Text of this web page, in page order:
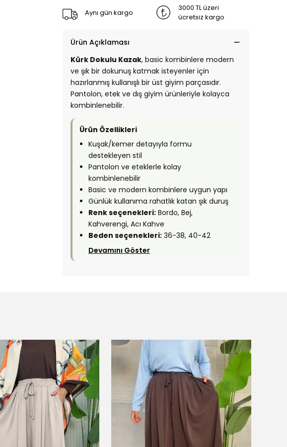
Aynı gün kargo
3000 TL üzeri
ücretsiz kargo
Ürün Açıklaması
Kürk Dokulu Kazak, basic kombinlere modern
ve şık bir dokunuş katmak isteyenler için
hazırlanmış kullanışlı bir üst giyim parçasıdır.
Pantolon, etek ve dış giyim ürünleriyle kolayca
kombinlenebilir.
Ürün Özellikleri
Kuşak/kemer detayıyla formu
destekleyen stil
Pantolon ve eteklerle kolay
kombinlenebilir
Basic ve modern kombinlere uygun yapı
Günlük kullanıma rahatlık katan şık duruş
Renk seçenekleri: Bordo, Bej,
Kahverengi, Acı Kahve
Beden seçenekleri: 36-38, 40-42
Devamını Göster